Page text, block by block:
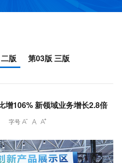
版
第03版 三版
增106% 新领域业务增长2.8倍
字号   